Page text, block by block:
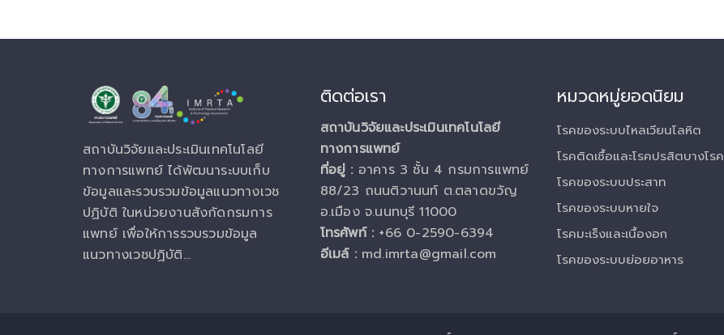
สถาบันวิจัยและประเมินเทคโนโลยี
ทางการแพทย์ ได้พัฒนาระบบเก็บ
ข้อมูลและรวบรวมข้อมูลแนวทางเวช
ปฏิบัติ ในหน่วยงานสังกัดกรมการ
แพทย์ เพื่อให้การรวบรวมข้อมูล
แนวทางเวชปฏิบัติ...
ติดต่อเรา
สถาบันวิจัยและประเมินเทคโนโลยี
ทางการแพทย์
ที่อยู่ : อาคาร 3 ชั้น 4 กรมการแพทย์
88/23 ถนนติวานนท์ ต.ตลาดขวัญ
อ.เมือง จ.นนทบุรี 11000
โทรศัพท์ : +66 0-2590-6394
อีเมล์ : md.imrta@gmail.com
หมวดหมู่ยอดนิยม
โรคของระบบไหลเวียนโลหิต
โรคติดเชื้อและโรคปรสิตบางโรค
โรคของระบบประสาท
โรคของระบบหายใจ
โรคมะเร็งและเนื้องอก
โรคของระบบย่อยอาหาร